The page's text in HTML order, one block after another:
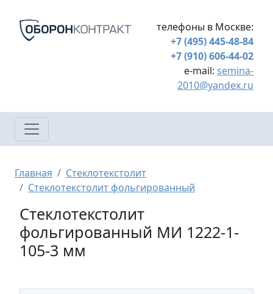
телефоны в Москве:
+7 (495) 445-48-84
+7 (910) 606-44-02
e-mail: semina-
2010@yandex.ru
Строка навигации
Главная
Стеклотекстолит
Стеклотекстолит фольгированный
Стеклотекстолит
фольгированный МИ 1222-1-
105-3 мм